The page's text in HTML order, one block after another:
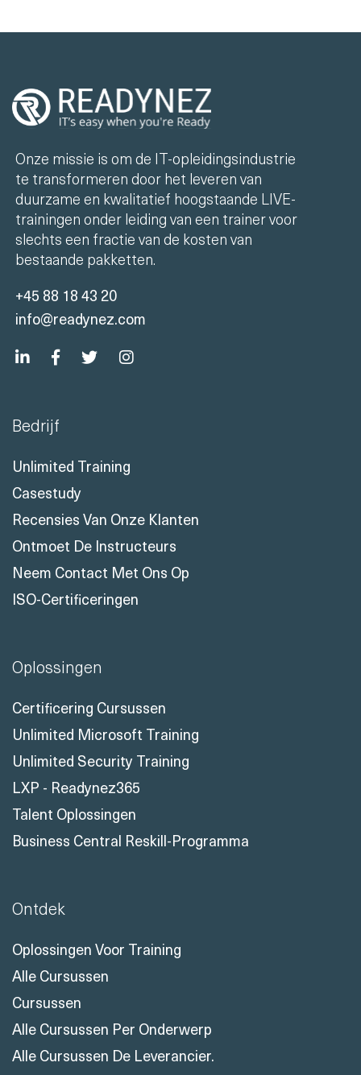
Onze missie is om de IT-opleidingsindustrie
te transformeren door het leveren van
duurzame en kwalitatief hoogstaande LIVE-
trainingen onder leiding van een trainer voor
slechts een fractie van de kosten van
bestaande pakketten.
+45 88 18 43 20
info@readynez.com
Bedrijf
Unlimited Training
Casestudy
Recensies Van Onze Klanten
Ontmoet De Instructeurs
Neem Contact Met Ons Op
ISO-Certificeringen
Oplossingen
Certificering Cursussen
Unlimited Microsoft Training
Unlimited Security Training
LXP - Readynez365
Talent Oplossingen
Business Central Reskill-Programma
Ontdek
Oplossingen Voor Training
Alle Cursussen
Cursussen
Alle Cursussen Per Onderwerp
Alle Cursussen De Leverancier.